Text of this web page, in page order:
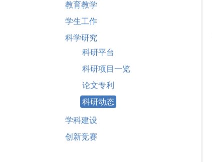
教育教学
学生工作
科学研究
科研平台
科研项目一览
论文专利
科研动态
学科建设
创新竞赛